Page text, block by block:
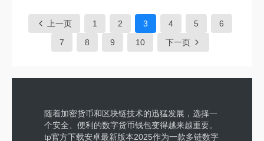
上一页 1 2 3 4 5
6
7
8 9 10 下一页
随着加密货币和区块链技术的迅猛发展，选择一
个安全、便利的数字货币钱包变得越来越重要。
tp官方下载安卓最新版本2025作为一款多链数字